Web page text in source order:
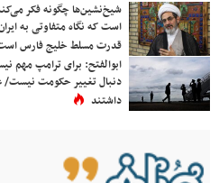
شیخ‌نشین‌ها چگونه فکر
است که نگاه متفاوتی به
قدرت مسلط خلیج فارس
ابوالفتح: برای ترامپ مهم
دنبال تغییر حکومت
داشتند